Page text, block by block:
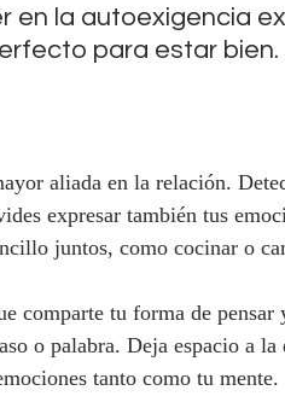
en la autoexigencia
para estar bien.
aliada en la relación.
expresar también tus
juntos, como cocinar o
comparte tu forma de
o palabra. Deja espacio a
tanto como tu mente.